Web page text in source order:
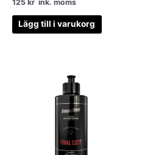
125 kr ink. moms
Lägg till i varukorg